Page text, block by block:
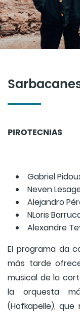
PIROTECNIAS
Gabriel
Neven
Alejandro
NLoris
Alexandre
El programa da
más tarde
musical de la
la orquesta
(Hofkapelle),